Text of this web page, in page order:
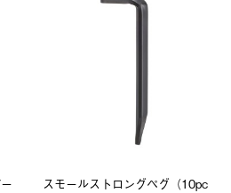
スモールストロングペグ（10pc